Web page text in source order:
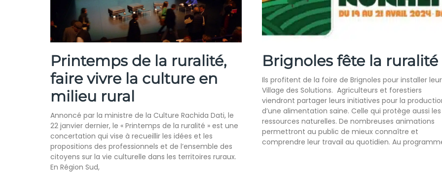
Printemps de la ruralité,
faire vivre la culture en
milieu rural
Annoncé par la ministre de la Culture Rachida Dati, le
22 janvier dernier, le « Printemps de la ruralité » est une
concertation qui vise à recueillir les idées et les
propositions des professionnels et de l’ensemble des
citoyens sur la vie culturelle dans les territoires ruraux.
En Région Sud,
Brignoles fête la ruralité
Ils profitent de la foire de Brignoles pour installer leur
Village des Solutions. Agriculteurs et forestiers
viendront partager leurs initiatives pour la
d’une alimentation saine. Celle qui protège aussi les
ressources naturelles. De nombreuses animations
permettront au public de mieux connaître et
comprendre leur travail au quotidien. Au